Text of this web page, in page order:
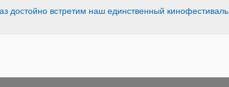
достойно встретим наш единственный кинофестиваль